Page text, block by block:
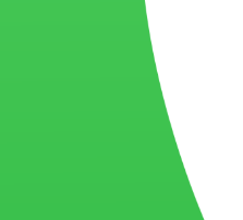
moins de 5 minutes.
réponse ?